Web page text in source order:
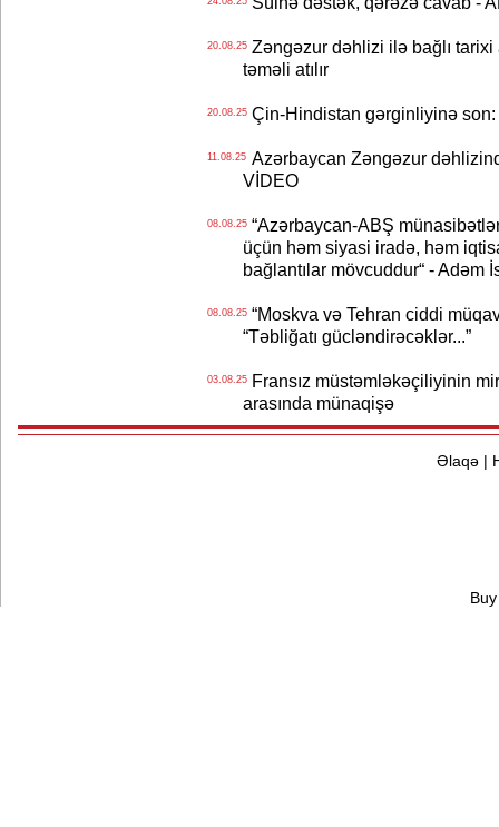
20.08.25Zəngəzur dəhlizi ilə bağlı tarixi
təməli atılır
20.08.25Çin-Hindistan gərginliyinə son:
11.08.25Azərbaycan Zəngəzur
VİDEO
08.08.25“Azərbaycan-ABŞ
üçün həm siyasi iradə, həm
bağlantılar mövcuddur“ - Adəm
08.08.25“Moskva və Tehran ciddi
“Təbliğatı gücləndirəcəklər...”
03.08.25Fransız müstəmləkəçiliyinin
arasında münaqişə
Əlaqə|